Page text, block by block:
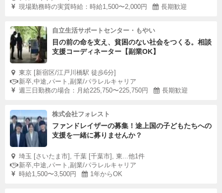
現場勤務時の実質時給：時給1,500〜2,000円
長期歓迎
自立生活サポートセンター・もやい
目の前の命を支え、貧困のない社会をつくる。相談
支援コーディネーター【副業OK】
東京 [新宿区/江戸川橋駅 徒歩6分]
新卒,中途,パート,副業/パラレルキャリア
週三日勤務の場合：月給225,750〜225,750円
長期歓迎
株式会社フォレスト
ファンドレイザーの募集！途上国の子どもたちへの
支援を一緒に募りませんか？
埼玉 [さいたま市], 千葉 [千葉市], 東...他1件
新卒,中途,パート,副業/パラレルキャリア
時給1,500〜3,500円
1年からOK